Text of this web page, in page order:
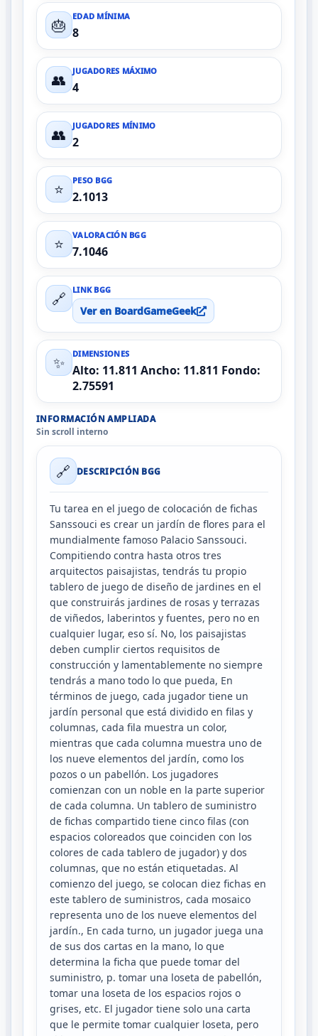
🎂 EDAD MÍNIMA
8
👥 JUGADORES MÁXIMO
4
👥 JUGADORES MÍNIMO
2
⭐ PESO BGG
2.1013
⭐ VALORACIÓN BGG
7.1046
🔗 LINK BGG
Ver en BoardGameGeek
✨ DIMENSIONES
Alto: 11.811 Ancho: 11.811 Fondo:
2.75591
INFORMACIÓN AMPLIADA
Sin scroll interno
🔗 DESCRIPCIÓN BGG
Tu tarea en el juego de colocación de fichas
Sanssouci es crear un jardín de flores para el
mundialmente famoso Palacio Sanssouci.
Compitiendo contra hasta otros tres
arquitectos paisajistas, tendrás tu propio
tablero de juego de diseño de jardines en el
que construirás jardines de rosas y terrazas
de viñedos, laberintos y fuentes, pero no en
cualquier lugar, eso sí. No, los paisajistas
deben cumplir ciertos requisitos de
construcción y lamentablemente no siempre
tendrás a mano todo lo que pueda, En
términos de juego, cada jugador tiene un
jardín personal que está dividido en filas y
columnas, cada fila muestra un color,
mientras que cada columna muestra uno de
los nueve elementos del jardín, como los
pozos o un pabellón. Los jugadores
comienzan con un noble en la parte superior
de cada columna. Un tablero de suministro
de fichas compartido tiene cinco filas (con
espacios coloreados que coinciden con los
colores de cada tablero de jugador) y dos
columnas, que no están etiquetadas. Al
comienzo del juego, se colocan diez fichas en
este tablero de suministros, cada mosaico
representa uno de los nueve elementos del
jardín., En cada turno, un jugador juega una
de sus dos cartas en la mano, lo que
determina la ficha que puede tomar del
suministro, p. tomar una loseta de pabellón,
tomar una loseta de los espacios rojos o
grises, etc. El jugador tiene solo una carta
que le permite tomar cualquier loseta, pero